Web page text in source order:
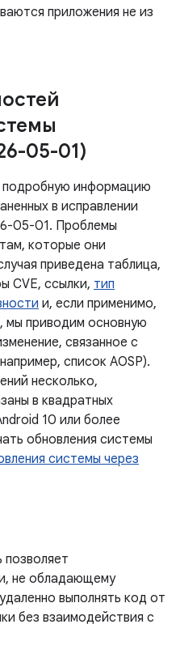
приложения не из
05-01)
информацию
в исправлении
05-01. Проблемы
которые они
приведена таблица,
CVE, ссылки, тип
и, если применимо,
мы приводим основную
связанное с
список AOSP).
несколько,
в квадратных
10 или более
обновления системы
системы через
позволяет
не обладающему
выполнять код от
без взаимодействия с